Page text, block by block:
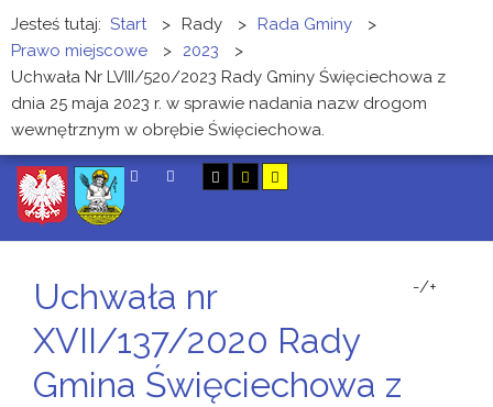
Jesteś tutaj: Start > Rady > Rada Gminy
>
Prawo miejscowe
> 2023
>
Uchwała Nr LVIII/520/2023 Rady Gminy Święciechowa z
dnia 25 maja 2023 r. w sprawie nadania nazw drogom
wewnętrznym w obrębie Święciechowa.
Uchwała nr
XVII/137/2020 Rady
Gmina Święciechowa z
-/+